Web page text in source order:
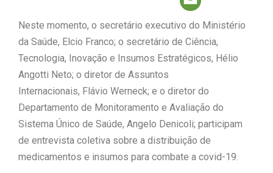
de contabilidade Prefeitura
de Lauro de Freitas disponibiliza
serviço gratuito de alertas de
emergência para população
“Tomamos a decisão de
caminhar com Flávio Bolsonaro”, diz
Neste momento, o secretário executivo do Ministério
da Saúde, Elcio Franco; o secretário de Ciência,
Tecnologia, Inovação e Insumos Estratégicos, Hélio
Angotti Neto; o diretor de Assuntos
Internacionais, Flávio Werneck; e o diretor do
Departamento de Monitoramento e Avaliação do
Sistema Único de Saúde, Angelo Denicoli; participam
de entrevista coletiva sobre a distribuição de
medicamentos e insumos para combate a covid-19.